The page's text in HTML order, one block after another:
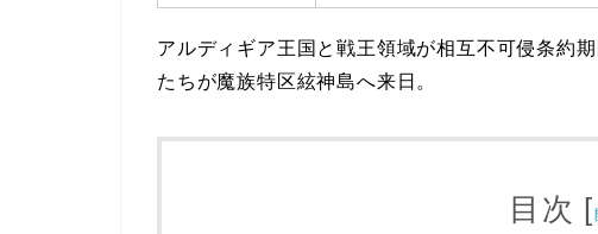
アルディギア王国と戦王領域が相互不可侵条約
たちが魔族特区絃神島へ来日。
目次 [